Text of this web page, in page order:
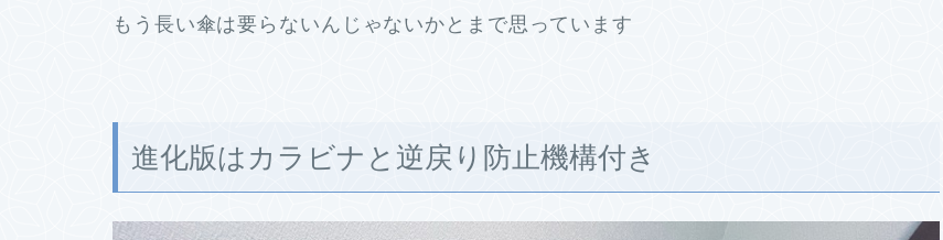
もう長い傘は要らないんじゃないかとまで思っています
進化版はカラビナと逆戻り防止機構付き